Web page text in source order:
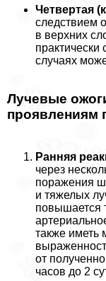
Четвертая
следствием
в верхних
пpaктически
случаях
Лучевые
проявлениям
Ранняя
через
поражения
и тяжелых
повышается
также иметь
от
часов до 2